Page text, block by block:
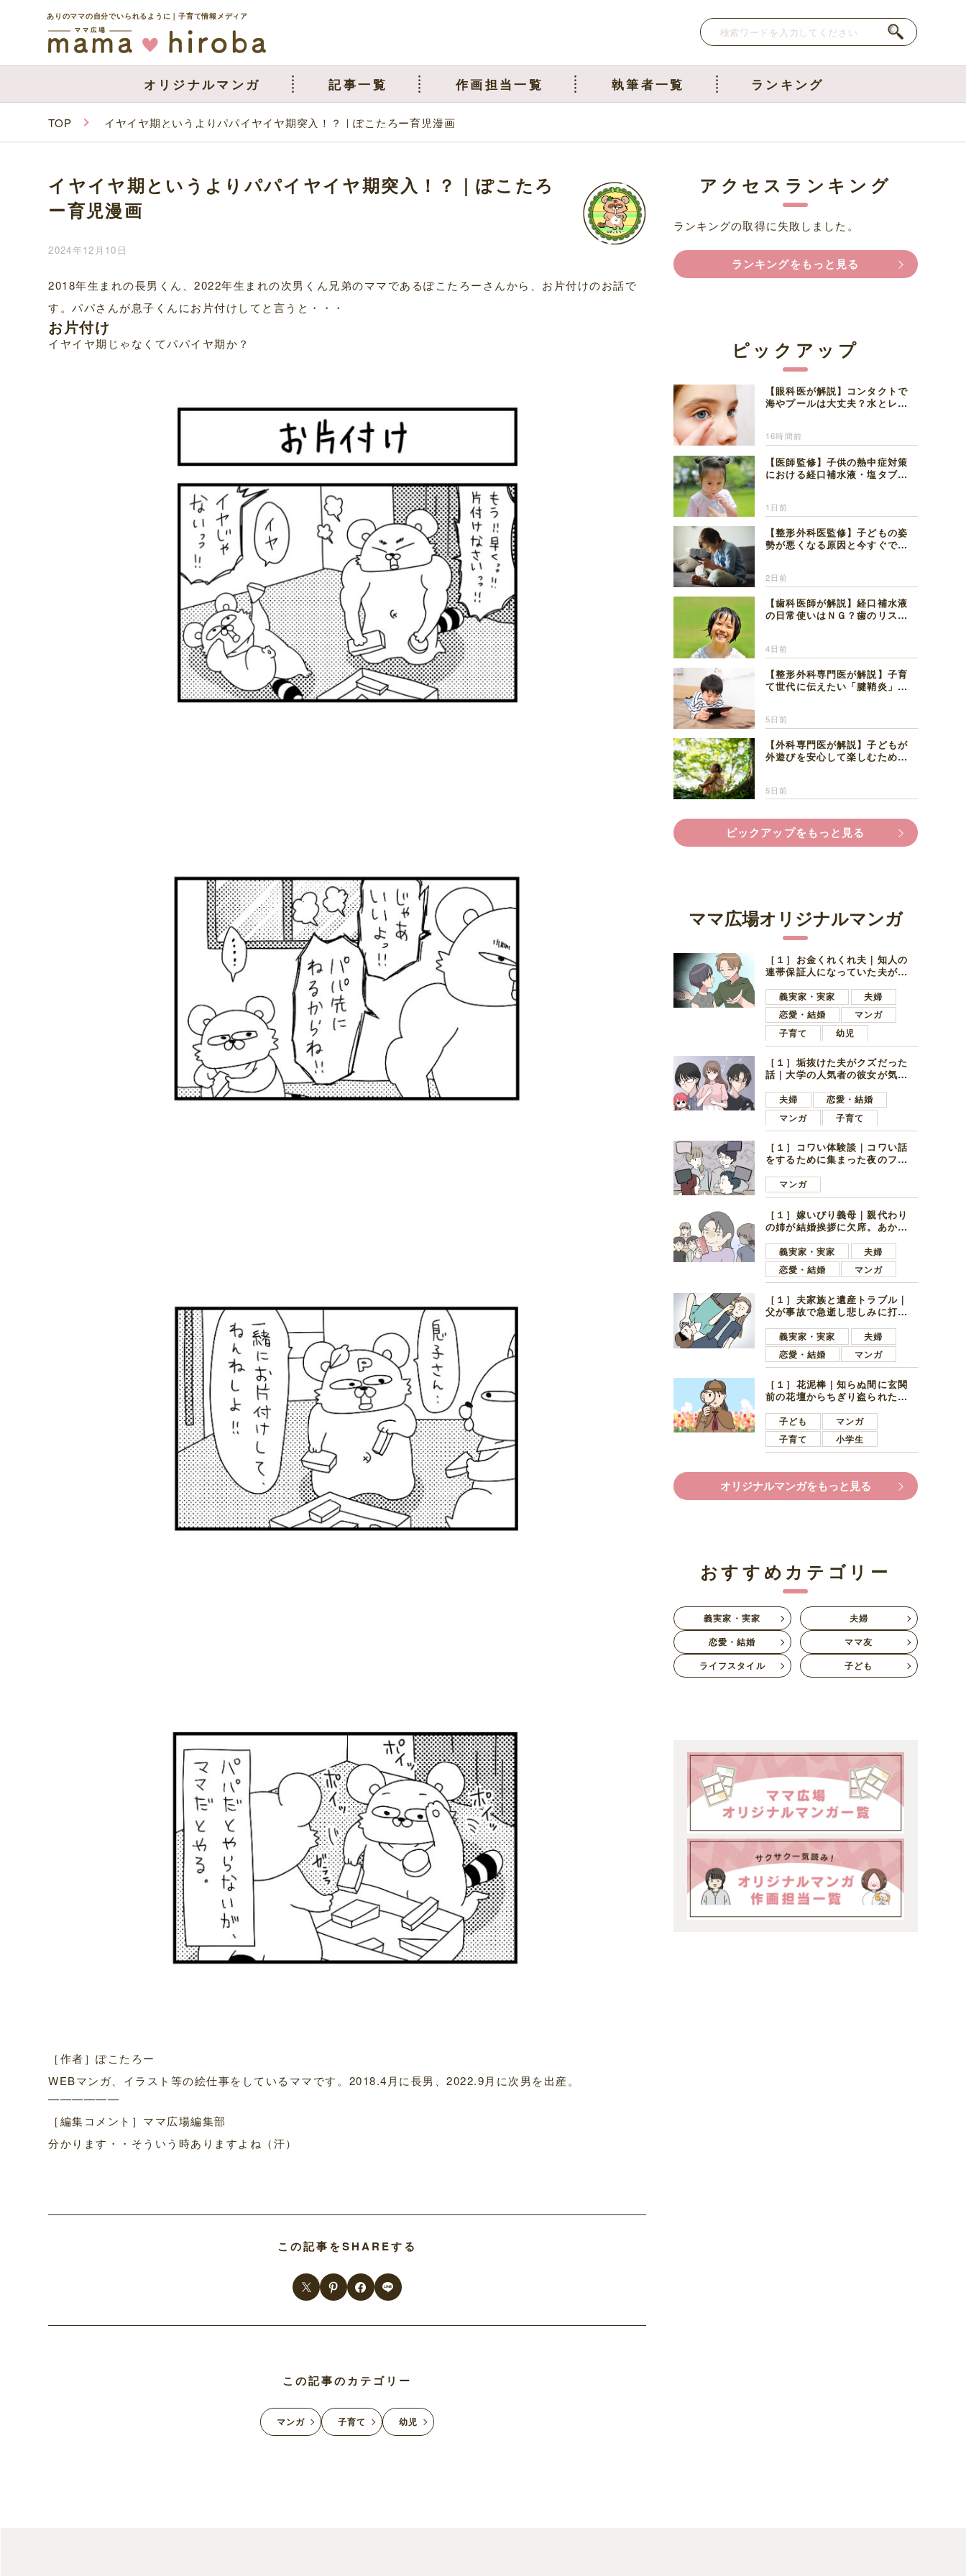
ありのママの自分でいられるように｜子育て情報メディア
オリジナルマンガ 記事一覧 作画担当一覧 執筆者一覧 ランキング
TOP イヤイヤ期というよりパパイヤイヤ期突入！？｜ぽこたろー育児漫画
イヤイヤ期というよりパパイヤイヤ期突入！？｜ぽこたろ
ー育児漫画
2024年12月10日
2018年生まれの長男くん、2022年生まれの次男くん兄弟のママであるぽこたろーさんから、お片付けのお話で
す。パパさんが息子くんにお片付けしてと言うと・・・
お片付け
イヤイヤ期じゃなくてパパイヤ期か？
［作者］ぽこたろー
WEBマンガ、イラスト等の絵仕事をしているママです。2018.4月に長男、2022.9月に次男を出産。
——————
［編集コメント］ママ広場編集部
分かります・・そういう時ありますよね（汗）
この記事をSHAREする
この記事のカテゴリー
マンガ 子育て 幼児
アクセスランキング
ランキングの取得に失敗しました。
ランキングをもっと見る
ピックアップ
【眼科医が解説】コンタクトで
海やプールは大丈夫？水とレン
16時間前
【医師監修】子供の熱中症対策
における経口補水液・塩タブレ
1日前
【整形外科医監修】子どもの姿
勢が悪くなる原因と今すぐでき
2日前
【歯科医師が解説】経口補水液
の日常使いはＮＧ？歯のリスク
4日前
【整形外科専門医が解説】子育
て世代に伝えたい「腱鞘炎」の
5日前
【外科専門医が解説】子どもが
外遊びを安心して楽しむため
5日前
ピックアップをもっと見る
ママ広場オリジナルマンガ
［１］お金くれくれ夫｜知人の
連帯保証人になっていた夫が家
言ってきた
義実家・実家
夫婦
恋愛・結婚
マンガ
子育て
幼児
［１］垢抜けた夫がクズだった
話｜大学の人気者の彼女が気に
子学生
夫婦
恋愛・結婚
マンガ
子育て
［１］コワい体験談｜コワい話
をするために集まった夜のファ
好きの男の子ママ
マンガ
［１］嫁いびり義母｜親代わり
の姉が結婚挨拶に欠席。あから
義実家・実家
夫婦
恋愛・結婚
マンガ
［１］夫家族と遺産トラブル｜
父が事故で急逝し悲しみに打ち
ます夫
義実家・実家
夫婦
恋愛・結婚
マンガ
［１］花泥棒｜知らぬ間に玄関
前の花壇からちぎり盗られたチ
れたショックは大きい
子ども
マンガ
子育て
小学生
オリジナルマンガをもっと見る
おすすめカテゴリー
義実家・実家
夫婦
恋愛・結婚
ママ友
ライフスタイル
子ども